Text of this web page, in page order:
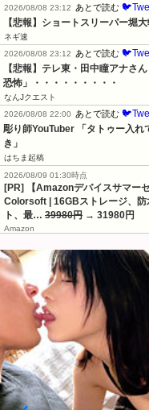
2026/08/08 23:12
あとで読む
【悲報】ショートスリーパー堀
ネギ速
2026/08/08 23:12
あとで読む
【悲報】テレ東・田中瞳アナさ
恐怖」・・・・・・・・・
なんJクエスト
2026/08/08 22:00
あとで読む
彫り師YouTuber 「タトゥー入
き」
はちま起稿
2026/08/09 01:30時点
[PR] 【Amazonデバイスサマー
Colorsoft | 16GBストレージ、防
ト、最… 39980円 → 31980円
Amazon